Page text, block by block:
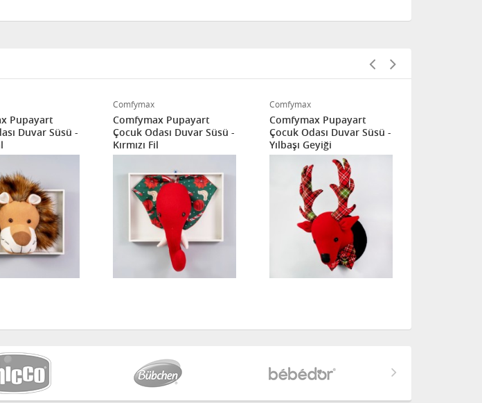
Pupayart
Duvar Süsü -
Comfymax
Comfymax Pupayart
Çocuk Odası Duvar Süsü -
Kırmızı Fil
Comfymax
Comfymax Pupayart
Çocuk Odası Duvar Süsü -
Yılbaşı Geyiği